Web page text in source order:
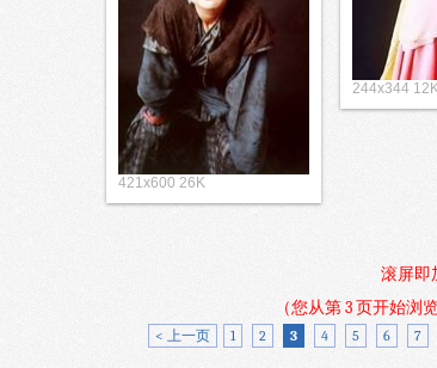
244x344
421x600 26K
滚屏即
（您从第 3 页开始浏
< 上一页 1 2 3 4 5 6 7